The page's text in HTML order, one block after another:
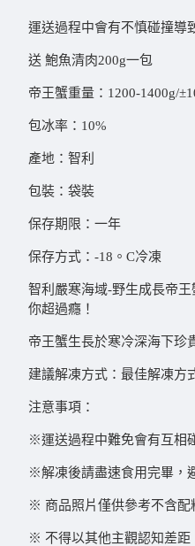
運送過程中會有不慎碰撞導
送 鮑魚清肉200g一包
帝王蟹重量：1200-1400g/
包冰率：10%
產地：智利
包裝：袋裝
保存期限：一年
保存方式：-18。C冷凍
智利嚴寒海域-野生成長帝
你超過癮！
帝王蟹生長於寒冷深海下珍
建議解凍方式：最佳解凍方
注意事項：
※運送過程中難免會有互相
※解凍後請盡速食用完畢，
※ 商品照片僅供參考不含配
※ 不得以其他主觀認知差距